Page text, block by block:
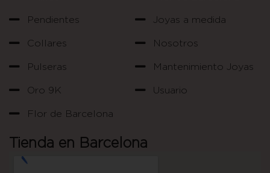
Pendientes
Collares
Pulseras
Oro 9K
Flor de Barcelona
Joyas a medida
Nosotros
Mantenimiento Joyas
Usuario
Tienda en Barcelona